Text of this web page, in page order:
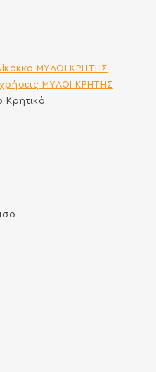
ΜΥΛΟΙ ΚΡΗΤΗΣ
χρήσεις ΜΥΛΟΙ ΚΡΗΤΗΣ
Κρητικό